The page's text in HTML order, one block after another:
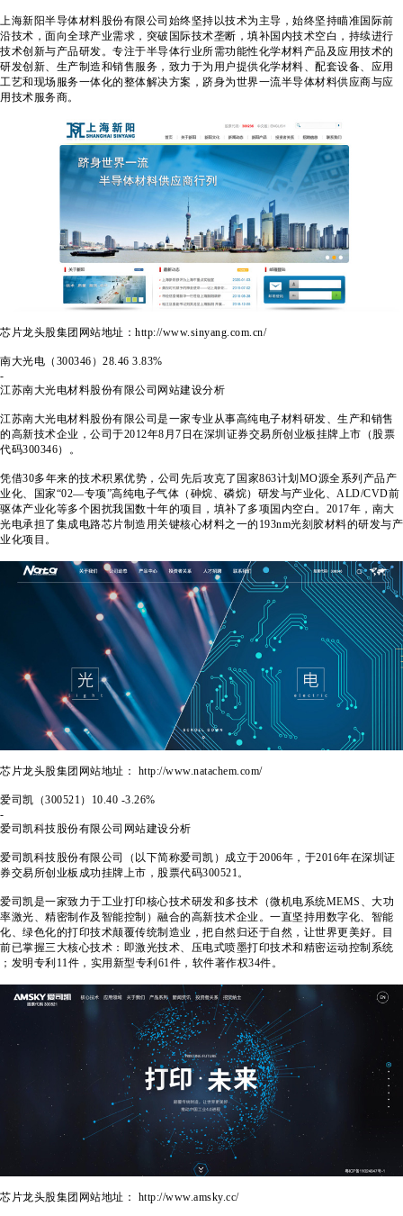
上海新阳半导体材料股份有限公司始终坚持以技术为主导，始终坚持瞄准国际前
沿技术，面向全球产业需求，突破国际技术垄断，填补国内技术空白，持续进行
技术创新与产品研发。专注于半导体行业所需功能性化学材料产品及应用技术的
研发创新、生产制造和销售服务，致力于为用户提供化学材料、配套设备、应用
工艺和现场服务一体化的整体解决方案，跻身为世界一流半导体材料供应商与应
用技术服务商。
芯片龙头股集团网站地址：http://www.sinyang.com.cn/
南大光电（300346） 28.46 3.83%
-
江苏南大光电材料股份有限公司 网站建设分析
江苏南大光电材料股份有限公司是一家专业从事高纯电子材料研发、生产和销售
的高新技术企业，公司于2012年8月7日在深圳证券交易所创业板挂牌上市（股票
代码300346）。
凭借30多年来的技术积累优势，公司先后攻克了国家863计划MO源全系列产品产
业化、国家“02—专项”高纯电子气体（砷烷、磷烷）研发与产业化、ALD/CVD前
驱体产业化等多个困扰我国数十年的项目，填补了多项国内空白。2017年，南大
光电承担了集成电路芯片制造用关键核心材料之一的193nm光刻胶材料的研发与产
业化项目。
芯片龙头股集团网站地址： http://www.natachem.com/
爱司凯（300521） 10.40 -3.26%
-
爱司凯科技股份有限公司 网站建设分析
爱司凯科技股份有限公司（以下简称爱司凯）成立于2006年，于2016年在深圳证
券交易所创业板成功挂牌上市，股票代码300521。
爱司凯是一家致力于工业打印核心技术研发和多技术（微机电系统MEMS、大功
率激光、精密制作及智能控制）融合的高新技术企业。一直坚持用数字化、智能
化、绿色化的打印技术颠覆传统制造业，把自然归还于自然，让世界更美好。目
前已掌握三大核心技术：即激光技术、压电式喷墨打印技术和精密运动控制系统
；发明专利11件，实用新型专利61件，软件著作权34件。
芯片龙头股集团网站地址： http://www.amsky.cc/